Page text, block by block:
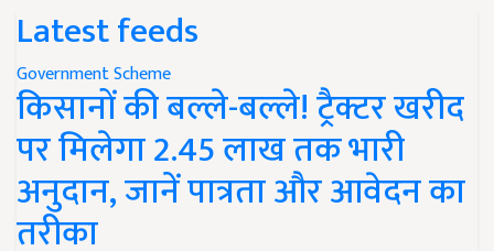
Latest feeds
Government Scheme
किसानों की बल्ले-बल्ले! ट्रैक्टर खरीद
पर मिलेगा 2.45 लाख तक भारी
अनुदान, जानें पात्रता और आवेदन का
तरीका